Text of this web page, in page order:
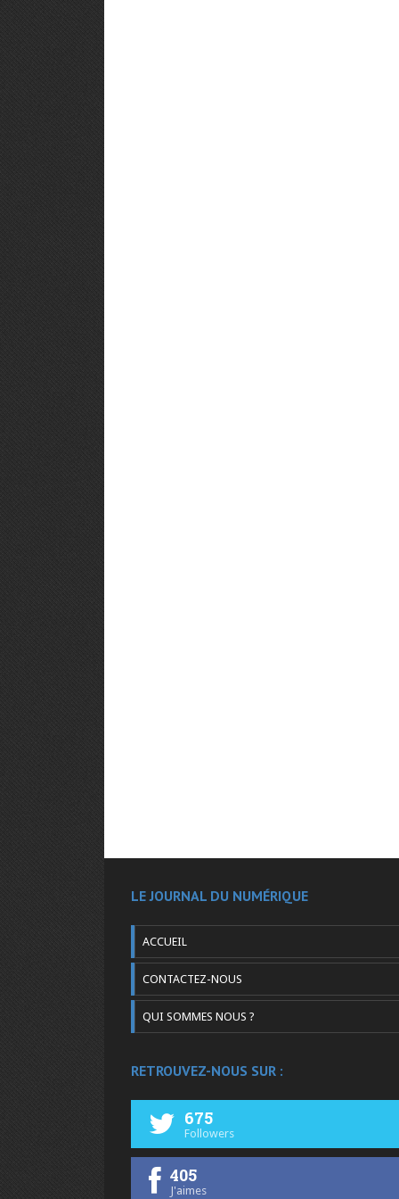
LE JOURNAL DU NUMÉRIQUE
ACCUEIL
CONTACTEZ-NOUS
QUI SOMMES NOUS ?
RETROUVEZ-NOUS SUR :
675
Followers
405
J'aimes